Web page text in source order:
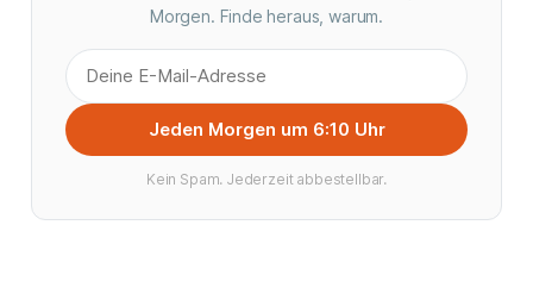
Morgen. Finde heraus, warum.
Jeden Morgen um 6:10 Uhr
Kein Spam. Jederzeit abbestellbar.